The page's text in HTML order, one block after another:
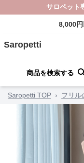
サロペット
8,000
Saropetti
商品を検索する
Saropetti TOP › フリル